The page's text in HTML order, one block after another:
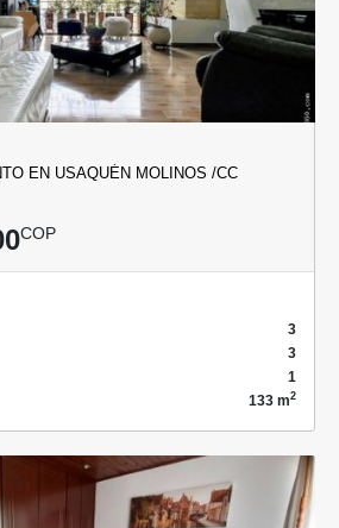
EN USAQUÉN MOLINOS /CC
COP
3
3
1
133 m2